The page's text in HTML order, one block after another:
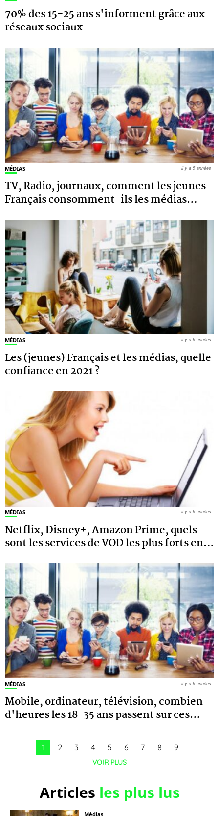
70% des 15-25 ans s'informent grâce aux
réseaux sociaux
MÉDIAS
TV, Radio, journaux, comment les jeunes
Français consomment-ils les médias…
il y a 5 années
MÉDIAS
Les (jeunes) Français et les médias, quelle
confiance en 2021 ?
il y a 6 années
MÉDIAS
Netflix, Disney+, Amazon Prime, quels
sont les services de VOD les plus forts en…
il y a 6 années
MÉDIAS
Mobile, ordinateur, télévision, combien
d'heures les 18-35 ans passent sur ces…
il y a 6 années
1 2 3 4 5 6 7 8 9
VOIR PLUS
Articles les plus lus
Médias